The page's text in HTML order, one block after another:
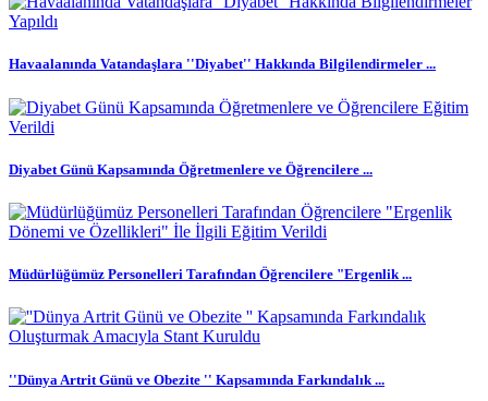
Havaalanında Vatandaşlara ''Diyabet'' Hakkında Bilgilendirmeler ...
Diyabet Günü Kapsamında Öğretmenlere ve Öğrencilere ...
Müdürlüğümüz Personelleri Tarafından Öğrencilere "Ergenlik ...
''Dünya Artrit Günü ve Obezite '' Kapsamında Farkındalık ...